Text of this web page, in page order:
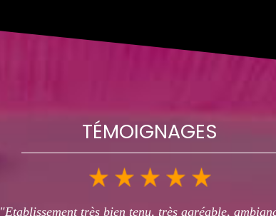
TÉMOIGNAGES
"Etablissement très bien tenu, très agréable,